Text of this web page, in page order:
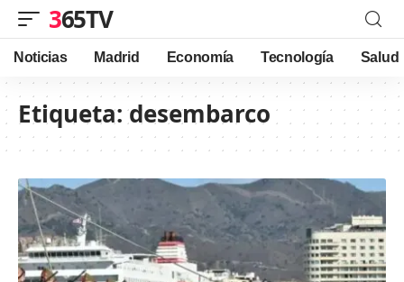
365TV
Noticias Madrid Economía Tecnología Salud
Etiqueta:desembarco